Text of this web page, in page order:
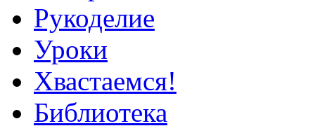
Рукоделие
Уроки
Хвастаемся!
Библиотека